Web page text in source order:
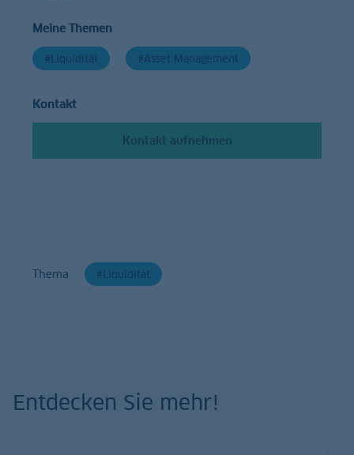
Meine Themen
Liquidität Asset Management
Kontakt
Kontakt aufnehmen
Thema Liquidität
Entdecken Sie mehr!